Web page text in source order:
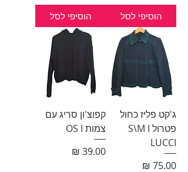
הוסיפי לסל הוסיפי לסל
ג'קט פליז כחול
פטרול S\M I
LUCCI
מחיר
קפוצ'ון סריג עם
צמות OS I
מחיר